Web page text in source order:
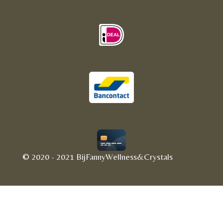
© 2020 - 2021 BijFannyWellness&Crystals